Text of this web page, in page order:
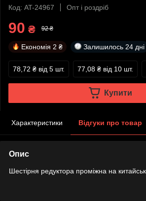
Код: AT-24967
Опт і роздріб
90 ₴ 92 ₴
Економія 2 ₴ Залишилось 24 дні
78,72 ₴ від 5 шт. 77,08 ₴ від 10 шт.
Купити
Характеристики Відгуки про товар
Опис
Шестірня редуктора проміжна на